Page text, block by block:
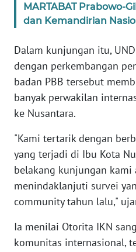
MARTABAT Prabowo-
dan Kemandirian
Dalam kunjungan itu,
dengan perkembangan
badan PBB tersebut
banyak perwakilan
ke Nusantara.
"Kami tertarik dengan
yang terjadi di Ibu Kota
belakang kunjungan kami
menindaklanjuti survei
community tahun lalu,"
Ia menilai Otorita IKN
komunitas internasional,
PEDOMAN
MEDIA
REDAKSI
KARIR
DISCLAIMER
Wahana
News
Regional
SUMUT